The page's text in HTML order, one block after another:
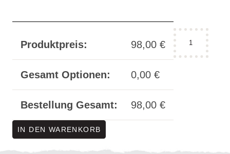
Produktpreis: 98,00 €
Gesamt Optionen: 0,00 €
Bestellung Gesamt: 98,00 €
Halsband
"incision
No.
IN DEN WARENKORB